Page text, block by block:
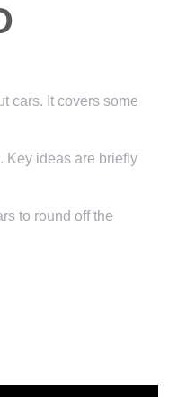
cars. It covers some
Key ideas are briefly
to round off the